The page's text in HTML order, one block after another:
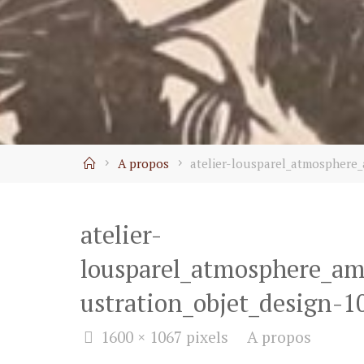
HomeA propos atelier-
atelier-
ustration_objet_design-
Full1600 × 1067 pixels A propos